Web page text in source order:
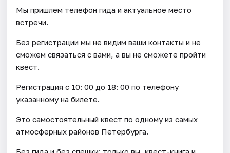
Мы пришлём телефон гида и актуальное место
встречи.
Без регистрации мы не видим ваши контакты и не
сможем связаться с вами, а вы не сможете пройти
квест.
Регистрация с 10: 00 до 18: 00 по телефону
указанному на билете.
Это самостоятельный квест по одному из самых
атмосферных районов Петербурга.